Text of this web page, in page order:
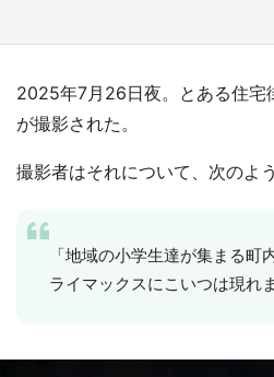
2025年7月26日夜。とある住宅
が撮影された。
撮影者はそれについて、次のよ
「地域の小学生達が集まる町
ライマックスにこいつは現れ